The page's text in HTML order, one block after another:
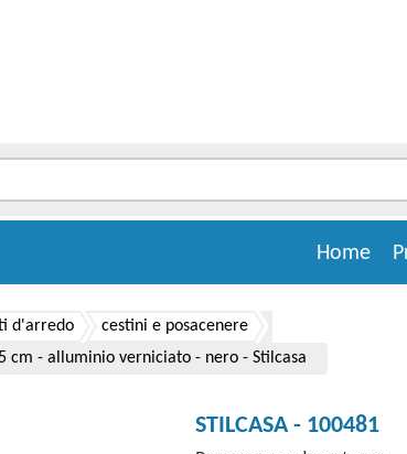
Home
d'arredo
cestini e posacenere
cm - alluminio verniciato - nero - Stilcasa
STILCASA - 100481